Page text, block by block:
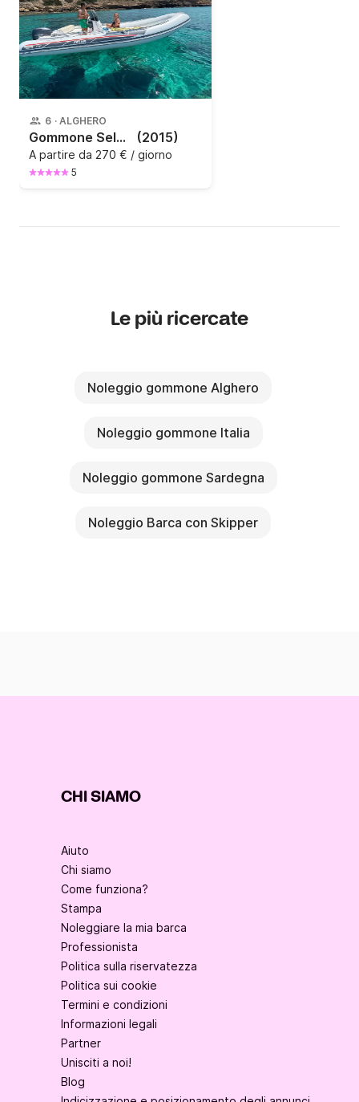
6 · ALGHERO
Gommone Selva 540 (2015)
A partire da 270 € / giorno
5
Le più ricercate
Noleggio gommone Alghero
Noleggio gommone Italia
Noleggio gommone Sardegna
Noleggio Barca con Skipper
CHI SIAMO
Aiuto
Chi siamo
Come funziona?
Stampa
Noleggiare la mia barca
Professionista
Politica sulla riservatezza
Politica sui cookie
Termini e condizioni
Informazioni legali
Partner
Unisciti a noi!
Blog